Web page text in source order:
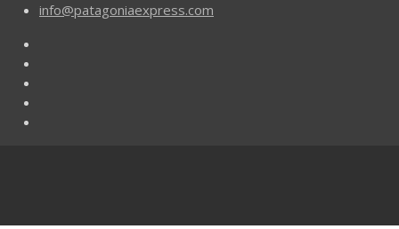
info@patagoniaexpress.com